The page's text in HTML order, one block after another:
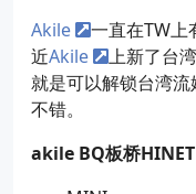
Akile
一直在TW上
近Akile
上新了台
就是可以解锁台湾
不错。
akile BQ板桥HINET